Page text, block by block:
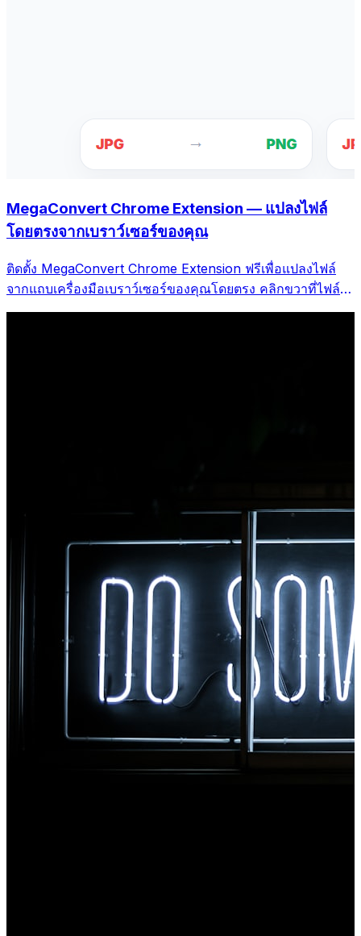
MegaConvert Chrome Extension — แปลงไฟล์
โดยตรงจากเบราว์เซอร์ของคุณ
ติดตั้ง MegaConvert Chrome Extension ฟรีเพื่อแปลงไฟล์
จากแถบเครื่องมือเบราว์เซอร์ของคุณโดยตรง คลิกขวาที่ไฟล์ใด
ก็ได้ที่จะแปลง เข้าถึงเครื่องมือทั้งหมดได้ทันทีจาก Chrome